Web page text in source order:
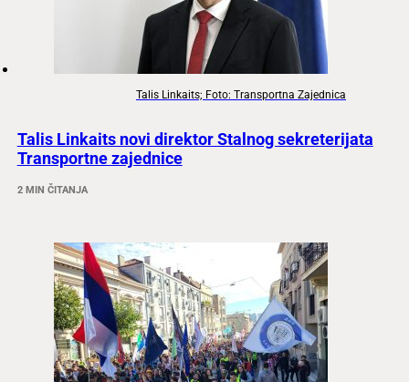
Talis Linkaits; Foto: Transportna Zajednica
Talis Linkaits novi direktor Stalnog sekreterijata
Transportne zajednice
2 MIN ČITANJA